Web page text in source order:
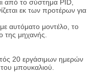
από το σύστημα PID,
εκ των προτέρων για
αυτόματο μοντέλο, το
της μηχανής.
20 εργάσιμων ημερών
μπουκαλιού.